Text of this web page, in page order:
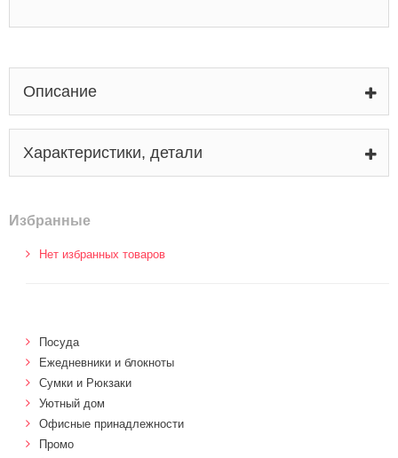
Описание
Характеристики, детали
Избранные
Нет избранных товаров
Посуда
Ежедневники и блокноты
Сумки и Рюкзаки
Уютный дом
Офисные принадлежности
Промо